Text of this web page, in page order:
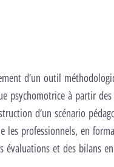
d’un outil
psychomotrice à partir
d’un scénario
professionnels, en
évaluations et des bilans